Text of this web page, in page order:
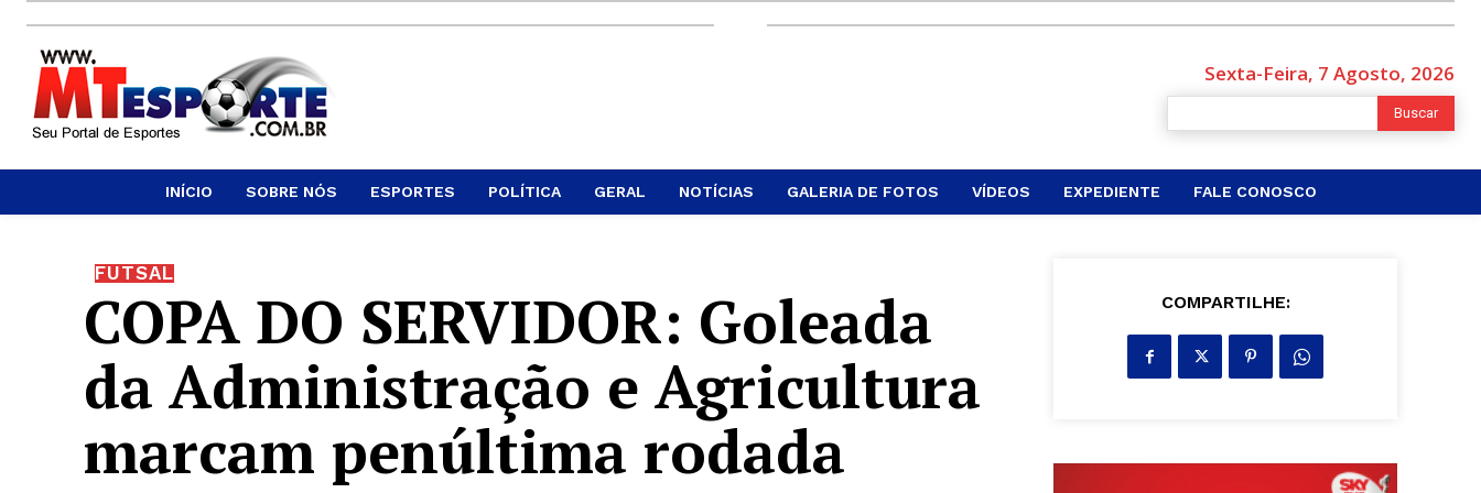
Sexta-Feira, 7 Agosto, 2026
Buscar
INÍCIO SOBRE NÓS ESPORTES POLÍTICA GERAL NOTÍCIAS GALERIA DE FOTOS VÍDEOS EXPEDIENTE FALE CONOSCO
FUTSAL
COPA DO SERVIDOR: Goleada
da Administração e Agricultura
marcam penúltima rodada
COMPARTILHE: